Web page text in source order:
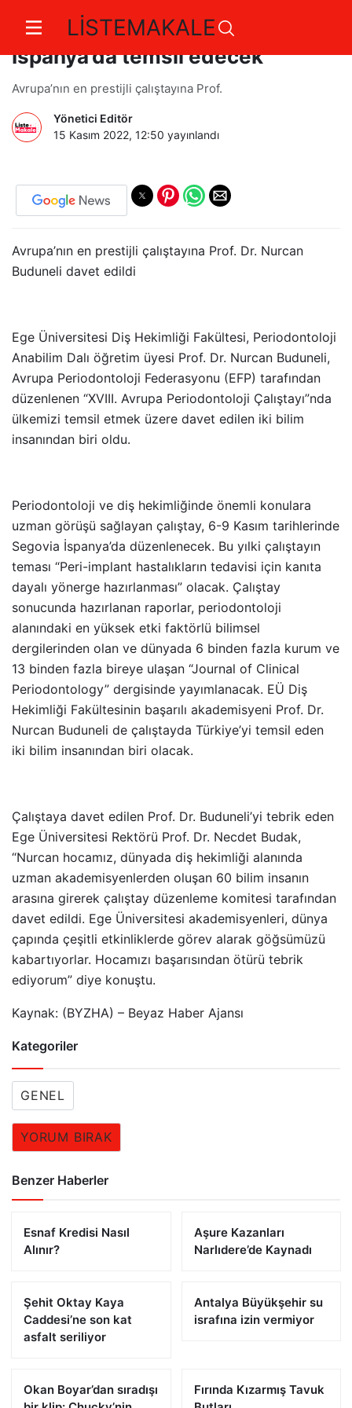
LİSTEMAKALE
Egeli akademisyen Türkiye’yi
İspanya’da temsil edecek
Avrupa’nın en prestijli çalıştayına Prof.
Yönetici Editör
15 Kasım 2022, 12:50 yayınlandı
Avrupa’nın en prestijli çalıştayına Prof. Dr. Nurcan
Buduneli davet edildi
Ege Üniversitesi Diş Hekimliği Fakültesi, Periodontoloji
Anabilim Dalı öğretim üyesi Prof. Dr. Nurcan Buduneli,
Avrupa Periodontoloji Federasyonu (EFP) tarafından
düzenlenen “XVIII. Avrupa Periodontoloji Çalıştayı”nda
ülkemizi temsil etmek üzere davet edilen iki bilim
insanından biri oldu.
Periodontoloji ve diş hekimliğinde önemli konulara
uzman görüşü sağlayan çalıştay, 6-9 Kasım tarihlerinde
Segovia İspanya’da düzenlenecek. Bu yılki çalıştayın
teması “Peri-implant hastalıkların tedavisi için kanıta
dayalı yönerge hazırlanması” olacak. Çalıştay
sonucunda hazırlanan raporlar, periodontoloji
alanındaki en yüksek etki faktörlü bilimsel
dergilerinden olan ve dünyada 6 binden fazla kurum ve
13 binden fazla bireye ulaşan “Journal of Clinical
Periodontology” dergisinde yayımlanacak. EÜ Diş
Hekimliği Fakültesinin başarılı akademisyeni Prof. Dr.
Nurcan Buduneli de çalıştayda Türkiye’yi temsil eden
iki bilim insanından biri olacak.
Çalıştaya davet edilen Prof. Dr. Buduneli’yi tebrik eden
Ege Üniversitesi Rektörü Prof. Dr. Necdet Budak,
“Nurcan hocamız, dünyada diş hekimliği alanında
uzman akademisyenlerden oluşan 60 bilim insanın
arasına girerek çalıştay düzenleme komitesi tarafından
davet edildi. Ege Üniversitesi akademisyenleri, dünya
çapında çeşitli etkinliklerde görev alarak göğsümüzü
kabartıyorlar. Hocamızı başarısından ötürü tebrik
ediyorum” diye konuştu.
Kaynak: (BYZHA) – Beyaz Haber Ajansı
Kategoriler
GENEL
YORUM BIRAK
Benzer Haberler
Esnaf Kredisi Nasıl
Alınır?
Aşure Kazanları
Narlıdere’de Kaynadı
Şehit Oktay Kaya
Caddesi’ne son kat
asfalt seriliyor
Antalya Büyükşehir su
israfına izin vermiyor
Okan Boyar’dan sıradışı
Fırında Kızarmış Tavuk